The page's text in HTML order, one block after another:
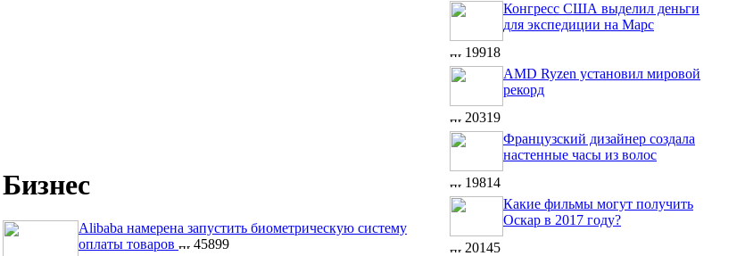
Бизнес
Alibaba намерена запустить биометрическую систему
оплаты товаров
45899
Конгресс США выделил деньги
для экспедиции на Марс
19918
AMD Ryzen установил мировой
рекорд
20319
Французский дизайнер создала
настенные часы из волос
19814
Какие фильмы могут получить
Оскар в 2017 году?
20145